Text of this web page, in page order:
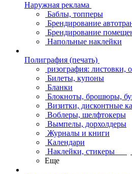
Наружная реклама
Баблы, топперы
Брендирование
Брендирование
Напольные наклейки
Полиграфия (печать)
ризография: листовки,
Билеты, купоны
Бланки
Блокноты, брошюры,
Визитки, дисконтные
Воблеры, шелфтокеры
Вымпелы, дорхолдеры
Журналы и книги
Календари
Наклейки, стикеры
Еще